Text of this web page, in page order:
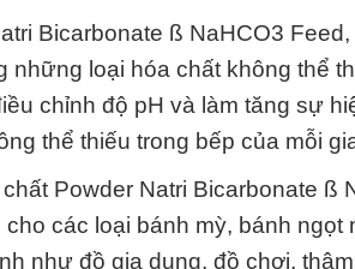
Bicarbonate ß NaHCO3
những loại hóa chất không thể
chỉnh độ pH và làm tăng sự
thể thiếu trong bếp của mỗi
Powder Natri Bicarbonate
cho các loại bánh mỳ, bánh
như đồ gia dụng, đồ chơi,